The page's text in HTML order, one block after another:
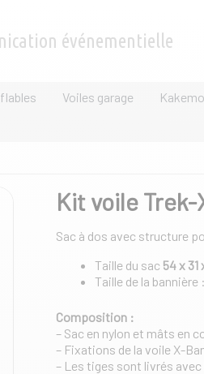
événementielle
Voiles garage
Kit voile
Sac à dos avec structure
Taille du sac 54 x 31
Taille de la bannière :
Composition :
– Sac en nylon et mâts en
– Fixations de la voile X-
– Les tiges sont livrés avec